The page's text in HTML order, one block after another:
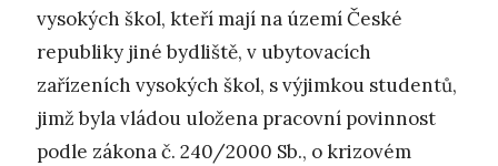
vysokých škol, kteří mají na území České
republiky jiné bydliště, v ubytovacích
zařízeních vysokých škol, s výjimkou studentů,
jimž byla vládou uložena pracovní povinnost
podle zákona č. 240/2000 Sb., o krizovém